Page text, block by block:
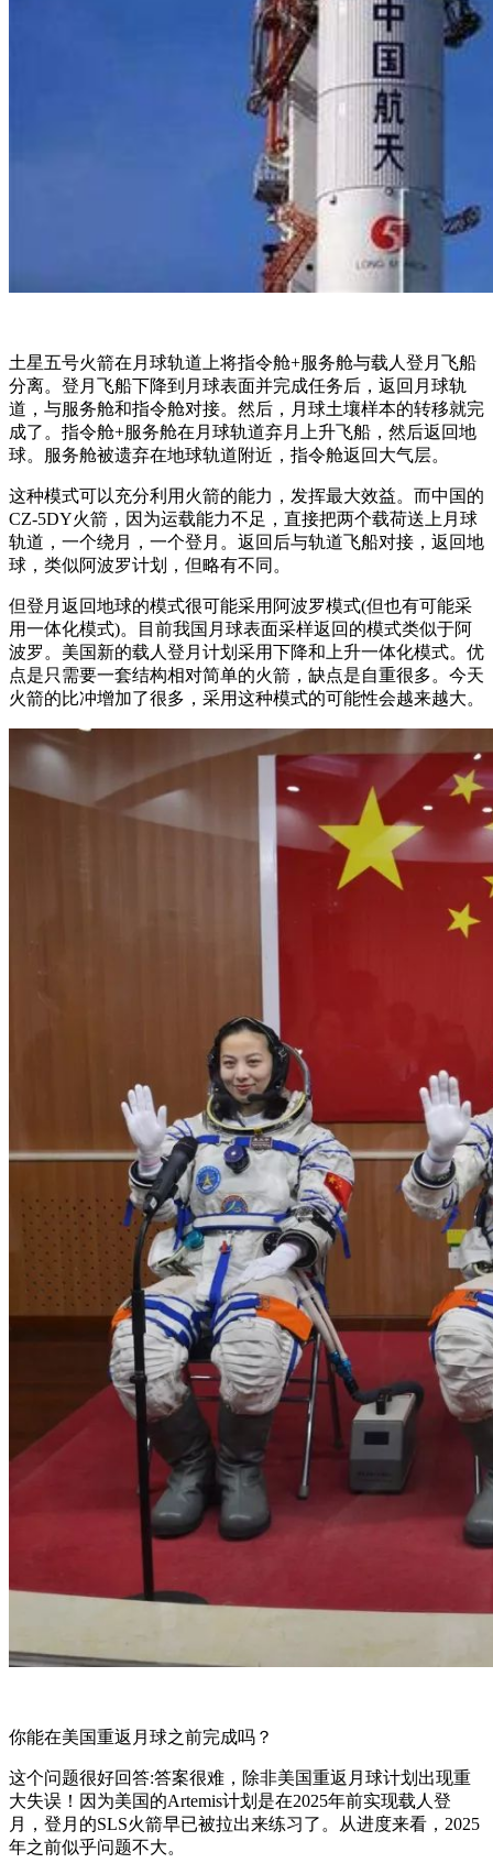
土星五号火箭在月球轨道上将指令舱+服务舱与载人登月飞船
分离。登月飞船下降到月球表面并完成任务后，返回月球轨
道，与服务舱和指令舱对接。然后，月球土壤样本的转移就完
成了。指令舱+服务舱在月球轨道弃月上升飞船，然后返回地
球。服务舱被遗弃在地球轨道附近，指令舱返回大气层。
这种模式可以充分利用火箭的能力，发挥最大效益。而中国的
CZ-5DY火箭，因为运载能力不足，直接把两个载荷送上月球
轨道，一个绕月，一个登月。返回后与轨道飞船对接，返回地
球，类似阿波罗计划，但略有不同。
但登月返回地球的模式很可能采用阿波罗模式(但也有可能采
用一体化模式)。目前我国月球表面采样返回的模式类似于阿
波罗。美国新的载人登月计划采用下降和上升一体化模式。优
点是只需要一套结构相对简单的火箭，缺点是自重很多。今天
火箭的比冲增加了很多，采用这种模式的可能性会越来越大。
你能在美国重返月球之前完成吗？
这个问题很好回答:答案很难，除非美国重返月球计划出现重
大失误！因为美国的Artemis计划是在2025年前实现载人登
月，登月的SLS火箭早已被拉出来练习了。从进度来看，2025
年之前似乎问题不大。